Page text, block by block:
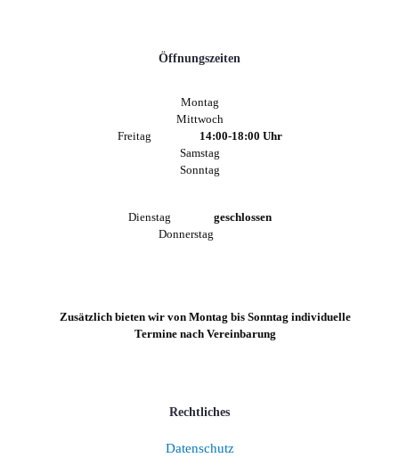
Öffnungszeiten
Montag
Mittwoch
Freitag 14:00-18:00 Uhr
Samstag
Sonntag
Dienstag geschlossen
Donnerstag
Zusätzlich bieten wir von Montag bis Sonntag individuelle
Termine nach Vereinbarung
Rechtliches
Datenschutz